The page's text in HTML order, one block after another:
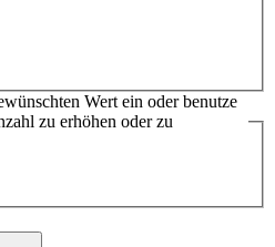
Wert ein oder benutze
zu erhöhen oder zu